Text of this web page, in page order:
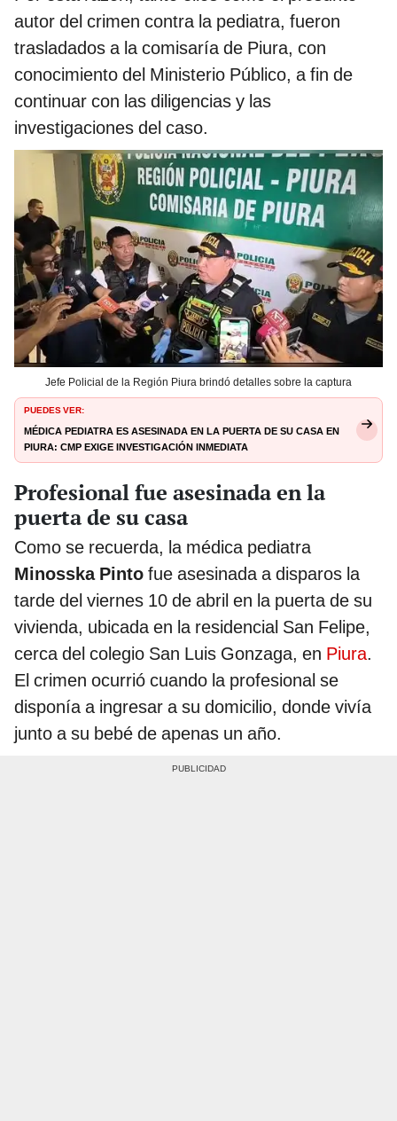
autor del crimen contra la pediatra, fueron
trasladados a la comisaría de Piura, con
conocimiento del Ministerio Público, a fin de
continuar con las diligencias y las
investigaciones del caso.
Jefe Policial de la Región Piura brindó detalles sobre la captura
PUEDES VER:
Médica pediatra es asesinada en la puerta de su casa en
Piura: CMP exige investigación inmediata
Profesional fue asesinada en la
puerta de su casa
Como se recuerda, la médica pediatra
Minosska Pinto fue asesinada a disparos la
tarde del viernes 10 de abril en la puerta de su
vivienda, ubicada en la residencial San Felipe,
cerca del colegio San Luis Gonzaga, en Piura.
El crimen ocurrió cuando la profesional se
disponía a ingresar a su domicilio, donde vivía
junto a su bebé de apenas un año.